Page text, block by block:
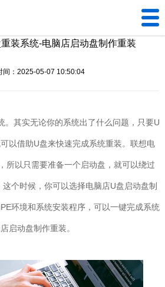
U盘工具
装机问题
电脑问题
装系统-电脑店启动盘制作重装
间：2025-05-07 10:50:04
。其实无论你的系统出了什么问题，只要U
以借助U盘来快速完成系统重装。联想电
所以只需要准备一个启动盘，就可以绕过
这个时候，你可以选择电脑店U盘启动盘制
PE环境和系统安装程序，可以一键完成系统
启动盘制作重装。